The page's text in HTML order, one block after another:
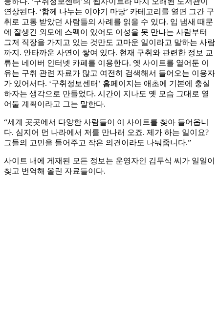
연상된다. ‘함께 나누는 이야기 마당’ 카테고리를 열면 그간 구
취로 고통 받았던 사람들의 사례를 읽을 수 있다. 입 냄새 때문
에 잘생긴 외모에 스펙이 있어도 이성을 못 만나는 사람부터
그저 직장을 가지고 있는 것만도 고마운 일이라고 말하는 사람
까지. 안타까운 사연이 쌓여 있다. 현재 구취와 관련한 정보 교
류는 네이버 인터넷 카페를 이용한다. 옛 사이트를 열어둔 이
유는 구취 관련 자료가 많고 여전히 검색해서 들어오는 이용자
가 있어서다. ‘구취정보센터’ 홈페이지는 애초에 기본에 충실
하자는 생각으로 만들었다. 시간이 지나도 옛 모습 그대로 열
어둘 계획이라고 그는 말한다.
“세계 곳곳에서 다양한 사람들이 이 사이트를 찾아 들어옵니
다. 심지어 먼 나라에서 저를 만나러 오죠. 제가 하는 일이요?
그들의 고민을 들어주고 작은 의견이라도 나눠줍니다.”
사이트 내에 게재된 모든 정보는 운영자인 김두식 씨가 일일이
찾고 번역해 올린 자료들이다.